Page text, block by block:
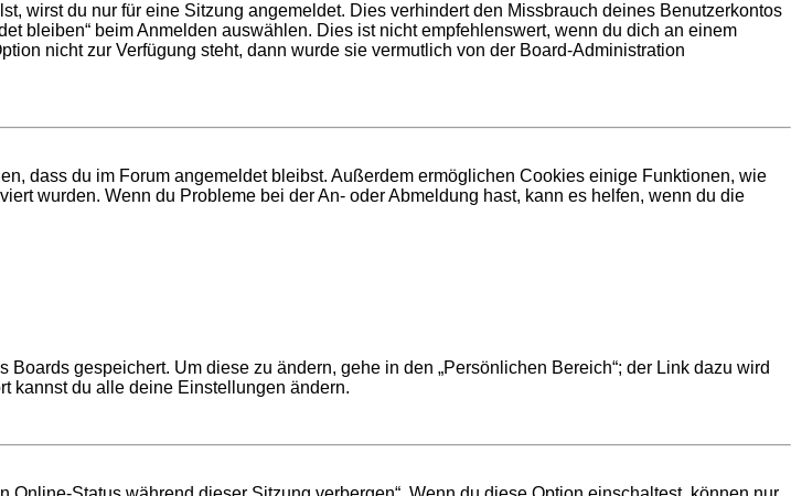
wirst du nur für eine Sitzung angemeldet. Dies verhindert den Missbrauch deines Benutzerkontos
bleiben“ beim Anmelden auswählen. Dies ist nicht empfehlenswert, wenn du dich an einem
nicht zur Verfügung steht, dann wurde sie vermutlich von der Board-Administration
dass du im Forum angemeldet bleibst. Außerdem ermöglichen Cookies einige Funktionen, wie
wurden. Wenn du Probleme bei der An- oder Abmeldung hast, kann es helfen, wenn du die
gespeichert. Um diese zu ändern, gehe in den „Persönlichen Bereich“; der Link dazu wird
kannst du alle deine Einstellungen ändern.